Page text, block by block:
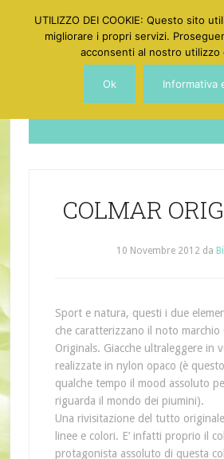
Dotgirl
COLMAR
10 Novembre 2012 da
Sport e natura, questi i due
che caratterizzano il noto marchio
Originals. Giacche ultraleggere in
realizzate in nylon opaco (è
qualche tempo il mood assoluto
riguarda il mondo dei piumini).
Una rivisitazione del tutto
linee e colori. E’ infatti proprio il
protagonista assoluto di questa
UTILIZZO DEI COOKIE: Questo sito
migliorare i propri servizi.
acconsenti al nostro utilizzo
Ok Informativa